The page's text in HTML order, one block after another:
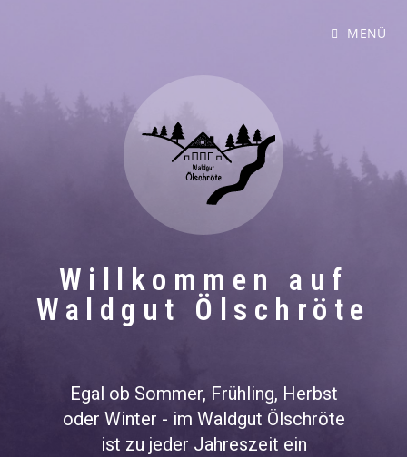
MENÜ
Willkommen auf
Waldgut Ölschröte
Egal ob Sommer, Frühling, Herbst
oder Winter - im Waldgut Ölschröte
ist zu jeder Jahreszeit ein